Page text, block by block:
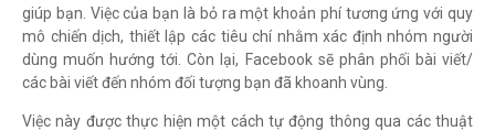
giúp bạn. Việc của bạn là bỏ ra một khoản phí tương ứng với quy
mô chiến dịch, thiết lập các tiêu chí nhằm xác định nhóm người
dùng muốn hướng tới. Còn lại, Facebook sẽ phân phối bài viết/
các bài viết đến nhóm đối tượng bạn đã khoanh vùng.
Việc này được thực hiện một cách tự động thông qua các thuật